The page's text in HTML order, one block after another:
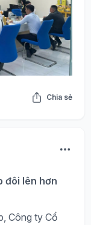
Chia sẻ
đôi lên hơn
Công ty Cổ